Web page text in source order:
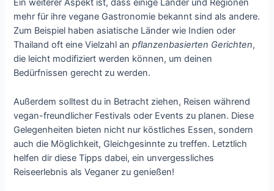
Ein weiterer Aspekt ist, dass einige Länder und Regionen
mehr für ihre vegane Gastronomie bekannt sind als andere.
Zum Beispiel haben asiatische Länder wie Indien oder
Thailand oft eine Vielzahl anpflanzenbasierten Gerichten,
die leicht modifiziert werden können, um deinen
Bedürfnissen gerecht zu werden.
Außerdem solltest du in Betracht ziehen, Reisen während
vegan-freundlicher Festivals oder Events zu planen. Diese
Gelegenheiten bieten nicht nur köstliches Essen, sondern
auch die Möglichkeit, Gleichgesinnte zu treffen. Letztlich
helfen dir diese Tipps dabei, ein unvergessliches
Reiseerlebnis als Veganer zu genießen!